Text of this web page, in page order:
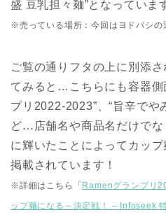
盛 豆乳担々麺”となっていま
※売っている場所：今回はヨドバシの
ご覧の通りフタの上に別添
てみると…こちらにも容器側
プリ2022-2023”、“旨辛でや
ど…店舗名や商品名だけでな
に輝いたことによってカッ
掲載されています！
※詳細はこちら「 Ramenグランプリ
ップ麺になる～決定戦！ – Infoseek